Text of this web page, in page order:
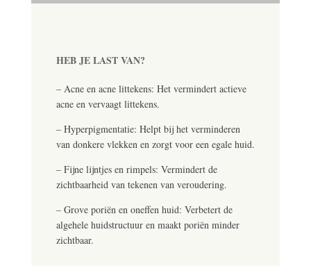
HEB JE LAST VAN?
– Acne en acne littekens: Het vermindert actieve
acne en vervaagt littekens.
– Hyperpigmentatie: Helpt bij het verminderen
van donkere vlekken en zorgt voor een egale huid.
– Fijne lijntjes en rimpels: Vermindert de
zichtbaarheid van tekenen van veroudering.
– Grove poriën en oneffen huid: Verbetert de
algehele huidstructuur en maakt poriën minder
zichtbaar.